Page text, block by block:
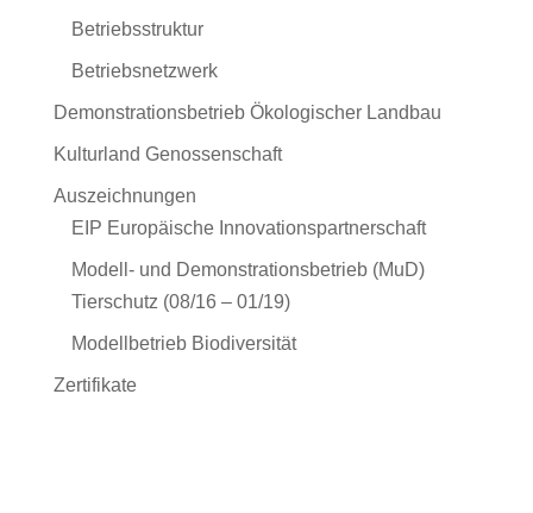
Betriebsstruktur
Betriebsnetzwerk
Demonstrationsbetrieb Ökologischer Landbau
Kulturland Genossenschaft
Auszeichnungen
EIP Europäische Innovationspartnerschaft
Modell- und Demonstrationsbetrieb (MuD)
Tierschutz (08/16 – 01/19)
Modellbetrieb Biodiversität
Zertifikate